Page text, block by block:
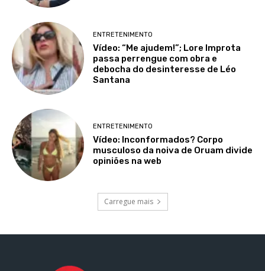
ENTRETENIMENTO
Vídeo: “Me ajudem!”; Lore Improta
passa perrengue com obra e
debocha do desinteresse de Léo
Santana
ENTRETENIMENTO
Vídeo: Inconformados? Corpo
musculoso da noiva de Oruam divide
opiniões na web
Carregue mais